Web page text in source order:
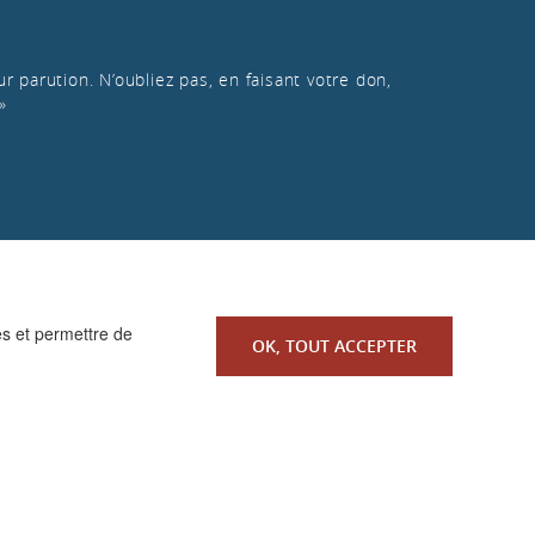
et permettre de
OK, TOUT ACCEPTER
N’oubliez pas, en faisant votre don,